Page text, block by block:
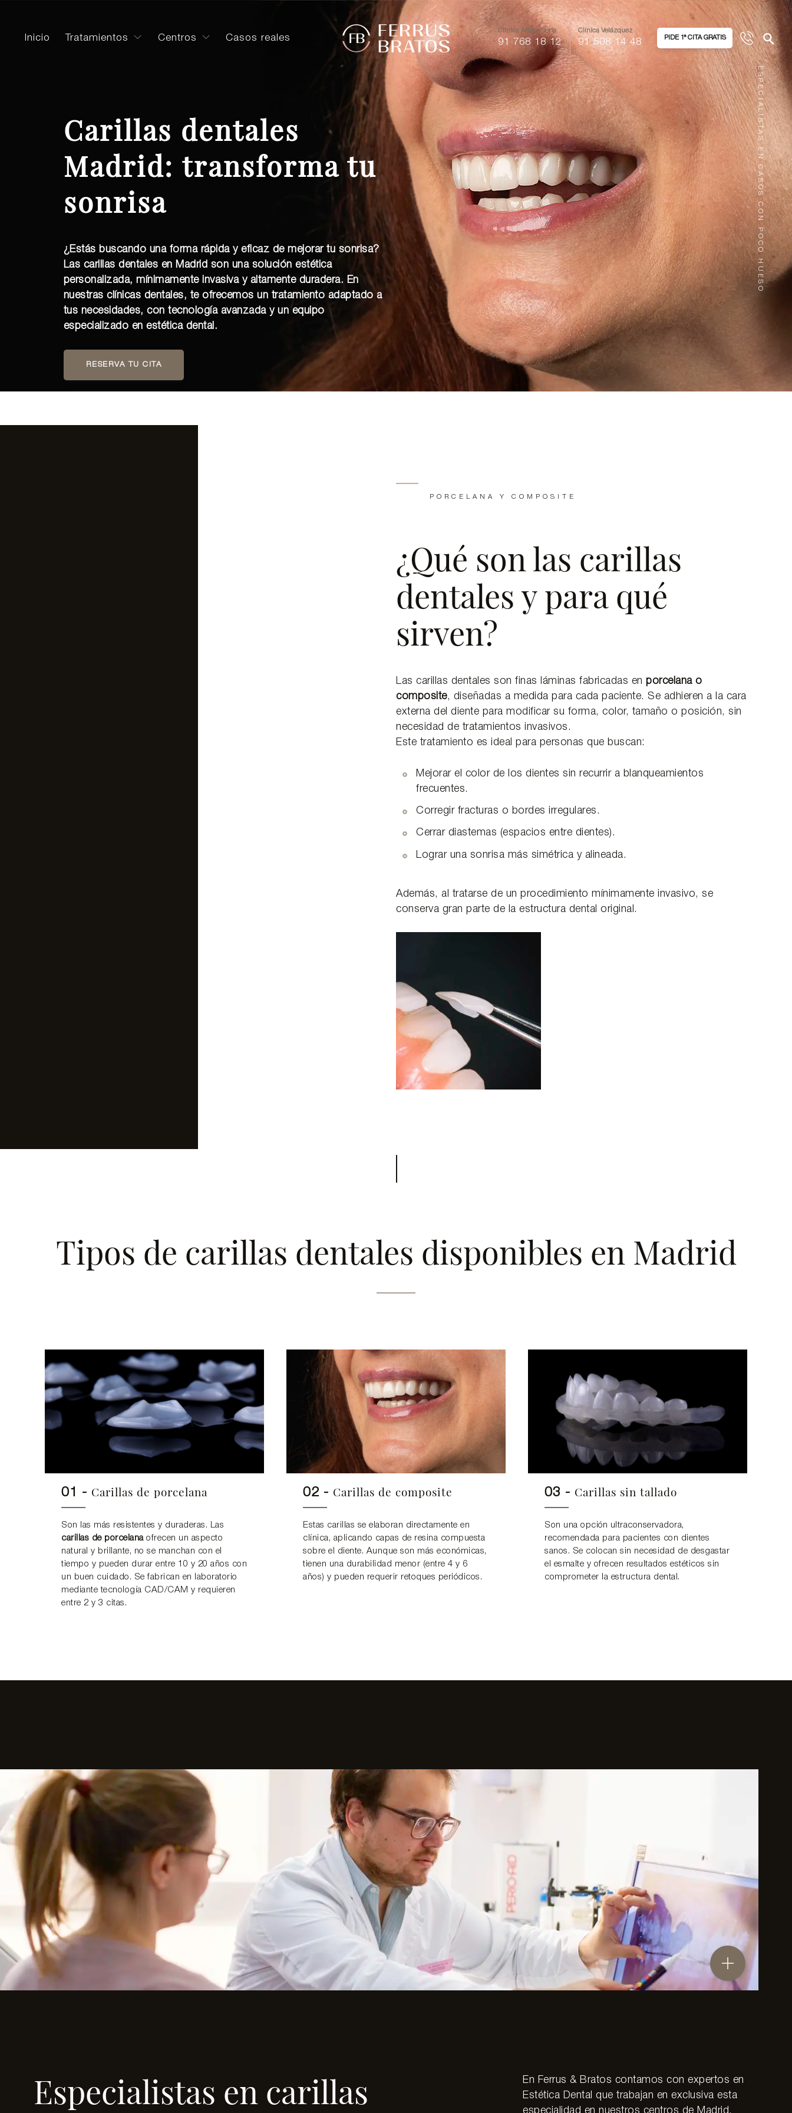
Inicio Tratamientos Centros Casos reales
Clínica Arturo Soria
91 768 18 12
Clínica Velázquez
91 508 14 48 PIDE 1ª CITA GRATIS
+
ESPECIALISTAS EN CASOS CON POCO HUESO
Carillas dentales
Madrid: transforma tu
sonrisa
¿Estás buscando una forma rápida y eficaz de mejorar tu sonrisa?
Las carillas dentales en Madrid son una solución estética
personalizada, mínimamente invasiva y altamente duradera. En
nuestras clínicas dentales, te ofrecemos un tratamiento adaptado a
tus necesidades, con tecnología avanzada y un equipo
especializado en estética dental.
RESERVA TU CITA
PORCELANA Y COMPOSITE
¿Qué son las carillas
dentales y para qué
sirven?
Las carillas dentales son finas láminas fabricadas en porcelana o
composite, diseñadas a medida para cada paciente. Se adhieren a la cara
externa del diente para modificar su forma, color, tamaño o posición, sin
necesidad de tratamientos invasivos.
Este tratamiento es ideal para personas que buscan:
Mejorar el color de los dientes sin recurrir a blanqueamientos
frecuentes.
Corregir fracturas o bordes irregulares.
Cerrar diastemas (espacios entre dientes).
Lograr una sonrisa más simétrica y alineada.
Además, al tratarse de un procedimiento mínimamente invasivo, se
conserva gran parte de la estructura dental original.
Tipos de carillas dentales disponibles en Madrid
01 - Carillas de porcelana
Son las más resistentes y duraderas. Las
carillas de porcelanaofrecen un aspecto
natural y brillante, no se manchan con el
tiempo y pueden durar entre 10 y 20 años con
un buen cuidado. Se fabrican en laboratorio
mediante tecnología CAD/CAM y requieren
entre 2 y 3 citas.
02 - Carillas de composite
Estas carillas se elaboran directamente en
clínica, aplicando capas de resina compuesta
sobre el diente. Aunque son más económicas,
tienen una durabilidad menor (entre 4 y 6
años) y pueden requerir retoques periódicos.
03 - Carillas sin tallado
Son una opción ultraconservadora,
recomendada para pacientes con dientes
sanos. Se colocan sin necesidad de desgastar
el esmalte y ofrecen resultados estéticos sin
comprometer la estructura dental.
Especialistas en carillas
En Ferrus & Bratos contamos con expertos en
Estética Dental que trabajan en exclusiva esta
especialidad en nuestros centros de Madrid.